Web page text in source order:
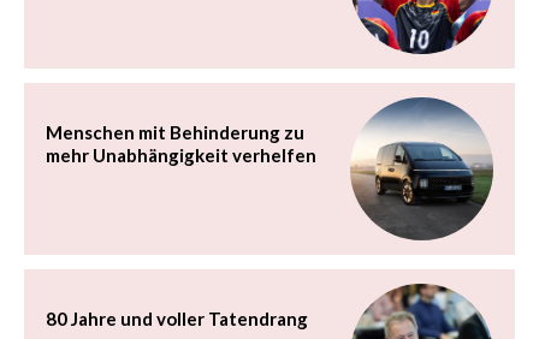
Menschen mit Behinderung zu
mehr Unabhängigkeit verhelfen
80 Jahre und voller Tatendrang